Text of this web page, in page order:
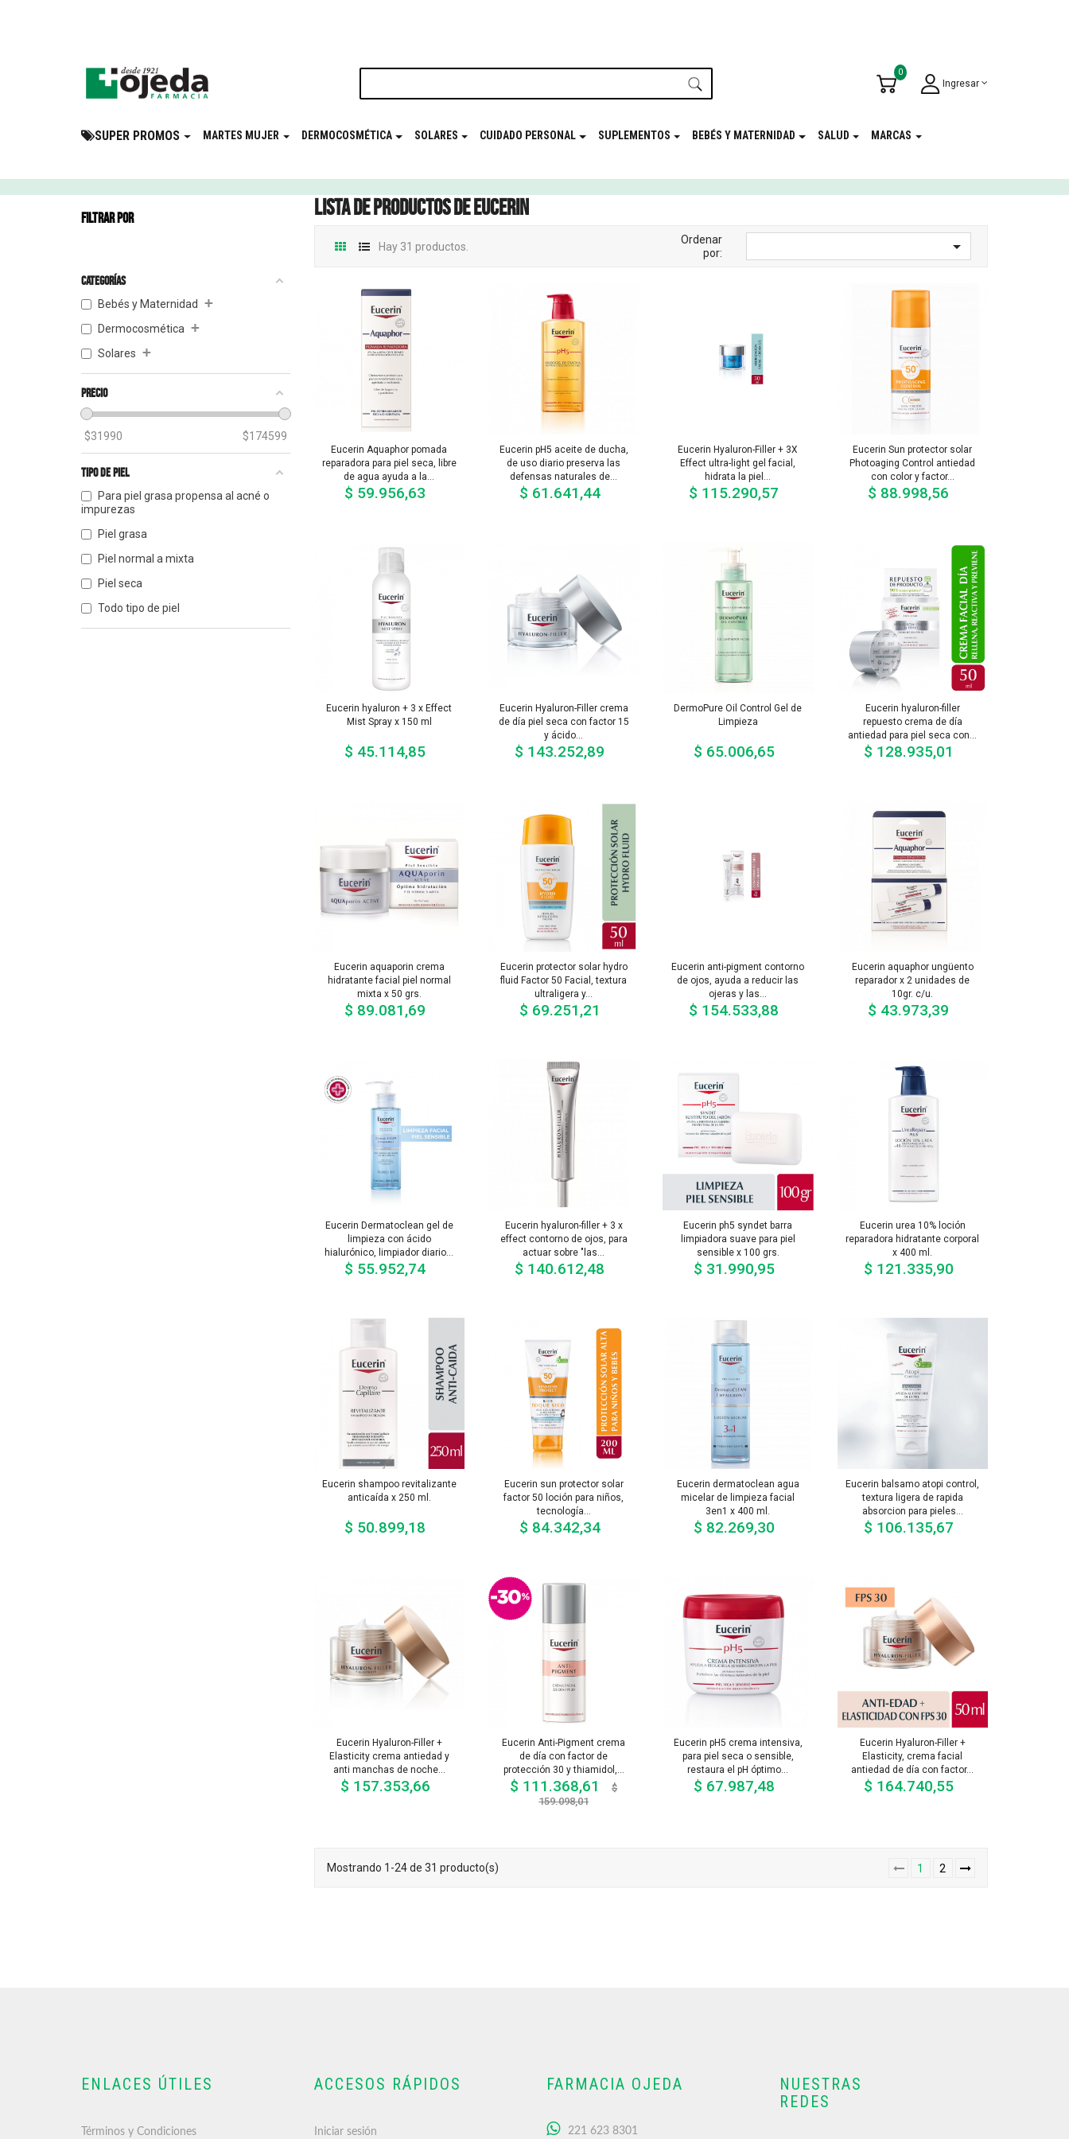
Ingresar
0
SUPER PROMOS MARTES MUJER DERMOCOSMÉTICA SOLARES CUIDADO PERSONAL SUPLEMENTOS BEBÉS Y MATERNIDAD SALUD MARCAS
FILTRAR POR
Categorías
Bebés y Maternidad +
Dermocosmética +
Solares +
Precio
$31990 $174599
Tipo de piel
Para piel grasa propensa al acné o
impurezas
Piel grasa
Piel normal a mixta
Piel seca
Todo tipo de piel
Lista de productos de Eucerin
Hay 31 productos.
Ordenar
por:

Eucerin Aquaphor pomada
reparadora para piel seca, libre
de agua ayuda a la...
$ 59.956,63
Eucerin pH5 aceite de ducha,
de uso diario preserva las
defensas naturales de...
$ 61.641,44
Eucerin Hyaluron-Filler + 3X
Effect ultra-light gel facial,
hidrata la piel...
$ 115.290,57
Eucerin Sun protector solar
Photoaging Control antiedad
con color y factor...
$ 88.998,56
Eucerin hyaluron + 3 x Effect
Mist Spray x 150 ml
$ 45.114,85
Eucerin Hyaluron-Filler crema
de día piel seca con factor 15
y ácido...
$ 143.252,89
DermoPure Oil Control Gel de
Limpieza
$ 65.006,65
Eucerin hyaluron-filler
repuesto crema de día
antiedad para piel seca con...
$ 128.935,01
Eucerin aquaporin crema
hidratante facial piel normal
mixta x 50 grs.
$ 89.081,69
Eucerin protector solar hydro
fluid Factor 50 Facial, textura
ultraligera y...
$ 69.251,21
Eucerin anti-pigment contorno
de ojos, ayuda a reducir las
ojeras y las...
$ 154.533,88
Eucerin aquaphor ungüento
reparador x 2 unidades de
10gr. c/u.
$ 43.973,39
Eucerin Dermatoclean gel de
limpieza con ácido
hialurónico, limpiador diario...
$ 55.952,74
Eucerin hyaluron-filler + 3 x
effect contorno de ojos, para
actuar sobre "las...
$ 140.612,48
Eucerin ph5 syndet barra
limpiadora suave para piel
sensible x 100 grs.
$ 31.990,95
Eucerin urea 10% loción
reparadora hidratante corporal
x 400 ml.
$ 121.335,90
Eucerin shampoo revitalizante
anticaída x 250 ml.
$ 50.899,18
Eucerin sun protector solar
factor 50 loción para niños,
tecnología...
$ 84.342,34
Eucerin dermatoclean agua
micelar de limpieza facial
3en1 x 400 ml.
$ 82.269,30
Eucerin balsamo atopi control,
textura ligera de rapida
absorcion para pieles...
$ 106.135,67
Eucerin Hyaluron-Filler +
Elasticity crema antiedad y
anti manchas de noche...
$ 157.353,66
Eucerin Anti-Pigment crema
de día con factor de
protección 30 y thiamidol,...
$ 111.368,61
Precio
$
159.098,01Precio
Eucerin pH5 crema intensiva,
para piel seca o sensible,
restaura el pH óptimo...
$ 67.987,48
Eucerin Hyaluron-Filler +
Elasticity, crema facial
antiedad de día con factor...
$ 164.740,55
Mostrando 1-24 de 31 producto(s) 1 2
ENLACES ÚTILES
Términos y Condiciones
ACCESOS RÁPIDOS
Iniciar sesión
FARMACIA OJEDA
221 623 8301
NUESTRAS
REDES